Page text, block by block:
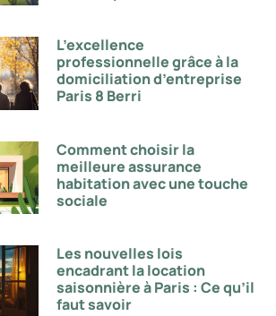
L’excellence
professionnelle grâce à la
domiciliation d’entreprise
Paris 8 Berri
Comment choisir la
meilleure assurance
habitation avec une touche
sociale
Les nouvelles lois
encadrant la location
saisonnière à Paris : Ce qu’il
faut savoir